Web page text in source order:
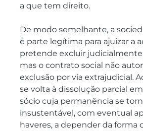
a que tem direito.
De modo semelhante, a
é parte legítima para ajuizar a
pretende excluir
mas o contrato social não
exclusão por via extrajudicial.
se volta à dissolução parcial
sócio cuja permanência se
insustentável, com eventual
haveres, a depender da forma